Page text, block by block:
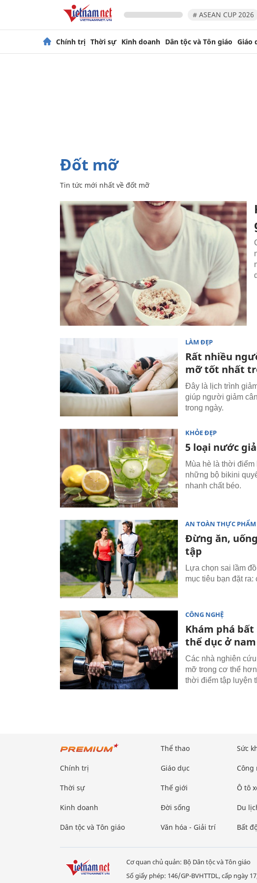
# ASEAN CUP 2026
Chính trị Thời sự Kinh doanh Dân tộc và Tôn giáo Giáo
đốt mỡ
Tin tức mới nhất về đốt mỡ
LÀM ĐẸP
Rất nhiều
mỡ tốt nhất
Đây là lịch trình
giúp người giảm
trong ngày.
KHỎE ĐẸP
5 loại nước
Mùa hè là thời
những bộ bikini
nhanh chất béo.
AN TOÀN THỰC PHẨM
Đừng ăn,
tập
Lựa chọn sai lầm
mục tiêu bạn đặt
CÔNG NGHỆ
Khám phá
thể dục ở
Các nhà nghiên
mỡ trong cơ thể
thời điểm tập luyện
Chính trị
Thời sự
Kinh doanh
Dân tộc và Tôn giáo
Thể thao
Giáo dục
Thế giới
Đời sống
Văn hóa - Giải trí
Sức
Công
Ô tô
Du
Bất
Cơ quan chủ quản: Bộ Dân tộc và Tôn giáo
Số giấy phép: 146/GP-BVHTTDL, cấp ngày